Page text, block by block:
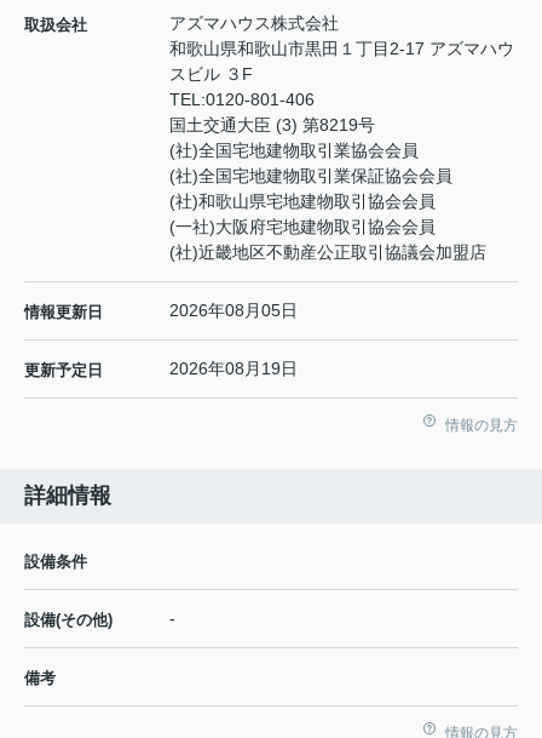
取扱会社
アズマハウス株式会社
和歌山県和歌山市黒田１丁目2-17 アズマハウ
スビル ３F
TEL:0120-801-406
国土交通大臣 (3) 第8219号
(社)全国宅地建物取引業協会会員
(社)全国宅地建物取引業保証協会会員
(社)和歌山県宅地建物取引協会会員
(一社)大阪府宅地建物取引協会会員
(社)近畿地区不動産公正取引協議会加盟店
情報更新日 2026年08月05日
更新予定日 2026年08月19日
情報の見方
詳細情報
設備条件
設備(その他) -
備考
情報の見方